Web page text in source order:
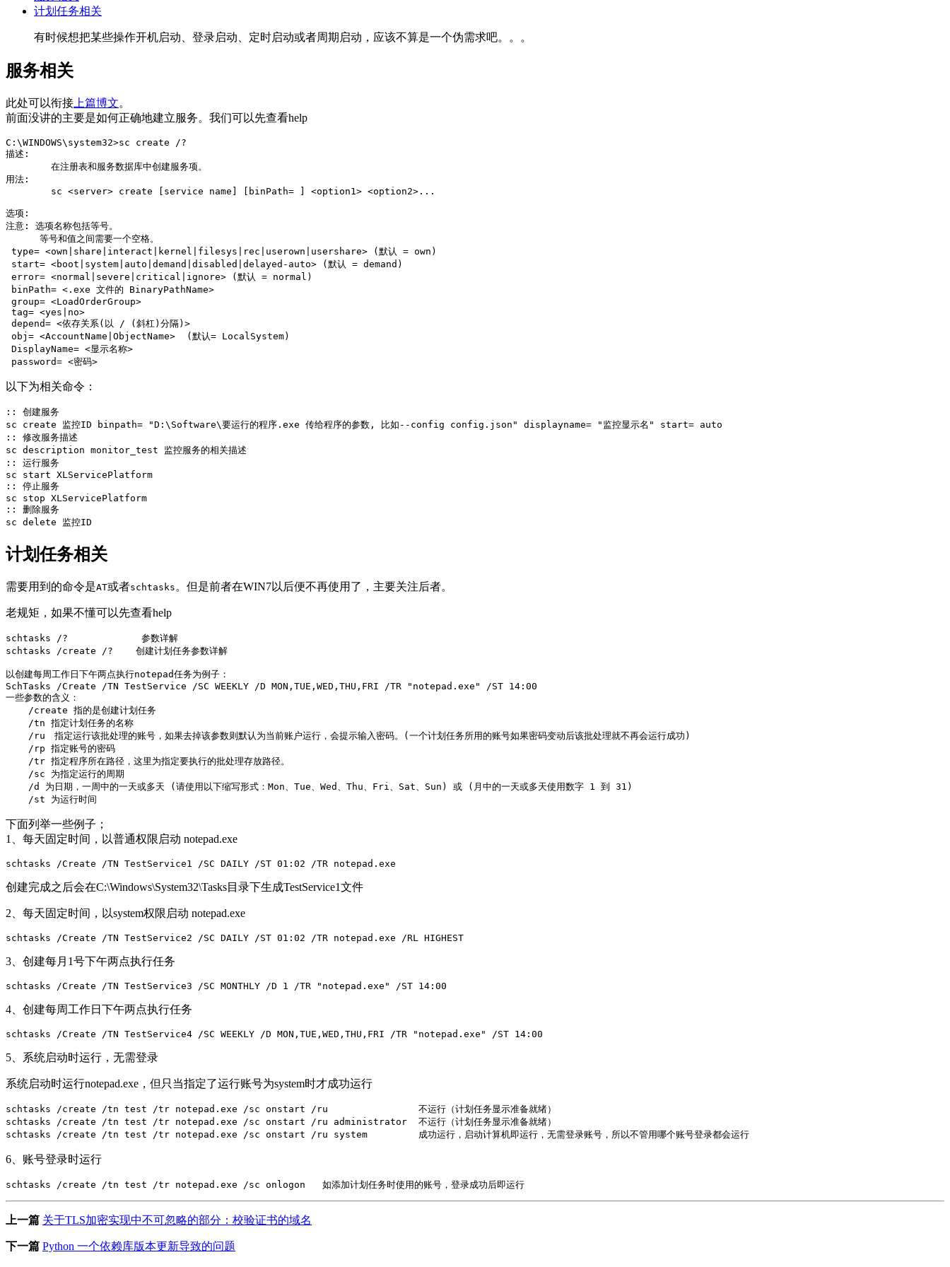
计划任务相关
有时候想把某些操作开机启动、登录启动、定时启动或者周期启动，应该不算是一个伪需求吧。。。
服务相关
此处可以衔接 上篇博文。
前面没讲的主要是如何正确地建立服务。我们可以先查看help
C:\WINDOWS\system32>sc create /?
描述:
        在注册表和服务数据库中创建服务项。
用法:
        sc <server> create [service name] [binPath= ] <option1> <option2>...
选项:
注意: 选项名称包括等号。
      等号和值之间需要一个空格。
type= <own|share|interact|kernel|filesys|rec|userown|usershare> (默认 = own)
start= <boot|system|auto|demand|disabled|delayed-auto> (默认 = demand)
error= <normal|severe|critical|ignore> (默认 = normal)
binPath= <.exe 文件的 BinaryPathName>
group= <LoadOrderGroup>
tag= <yes|no>
depend= <依存关系(以 / (斜杠)分隔)>
obj= <AccountName|ObjectName>  (默认= LocalSystem)
DisplayName= <显示名称>
以下为相关命令：
:: 创建服务
sc
create 监控ID binpath= "D:\Software\要运行的程序.exe 传给程序的参数, 比如--config config.json" displayname= "监控显示名" start= auto
:: 修改服务描述
sc description monitor_test
:: 运行服务
sc
start XLServicePlatform
:: 停止服务
sc
stop XLServicePlatform
:: 删除服务
sc delete
计划任务相关
需要用到的命令是AT或者schtasks 。但是前者在WIN7以后便不再使用了，主要关注后者。
老规矩，如果不懂可以先查看help
schtasks /?             参数详解
schtasks /create /?    创建计划任务参数详解
以创建每周工作日下午两点执行notepad任务为例子：
SchTasks /Create /TN TestService /SC WEEKLY /D MON,TUE,WED,THU,FRI /TR "notepad.exe" /ST 14:00
一些参数的含义：
    /create 指的是创建计划任务
    /tn 指定计划任务的名称
    /ru　指定运行该批处理的账号，如果去掉该参数则默认为当前账户运行，会提示输入密码。(一个计划任务所用的账号如果密码变动后该批处理就不再会运行成功)
    /rp 指定账号的密码
    /tr 指定程序所在路径，这里为指定要执行的批处理存放路径。
    /sc 为指定运行的周期
    /d 为日期，一周中的一天或多天 (请使用以下缩写形式：Mon、Tue、Wed、Thu、Fri、Sat、Sun) 或 (月中的一天或多天使用数字 1 到 31)
下面列举一些例子；
1、每天固定时间，以普通权限启动 notepad.exe
创建完成之后会在C:\Windows\System32\Tasks目录下生成TestService1文件
2、每天固定时间，以system权限启动 notepad.exe
3、创建每月1号下午两点执行任务
4、创建每周工作日下午两点执行任务
5、系统启动时运行，无需登录
系统启动时运行notepad.exe，但只当指定了运行账号为system时才成功运行
schtasks /create /tn test /tr notepad.exe /sc onstart /ru                不运行（计划任务显示准备就绪）
schtasks /create /tn test /tr notepad.exe /sc onstart /ru administrator  不运行（计划任务显示准备就绪）
6、账号登录时运行
上一篇 关于TLS加密实现中不可忽略的部分：校验证书的域名
下一篇 Python 一个依赖库版本更新导致的问题